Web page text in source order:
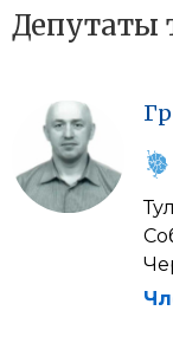
Депутаты